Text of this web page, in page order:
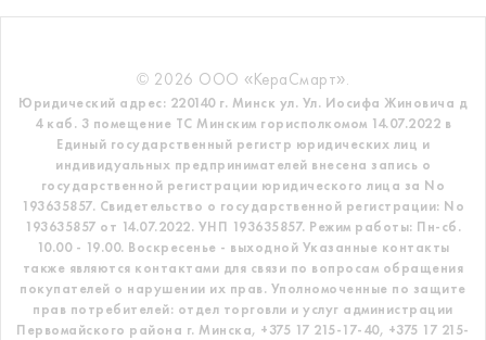
© 2026 ООО «КераСмарт».
Юридический адрес: 220140 г. Минск ул. Ул. Иосифа Жиновича д
4 каб. 3 помещение ТС Минским горисполкомом 14.07.2022 в
Единый государственный регистр юридических лиц и
индивидуальных предпринимателей внесена запись о
государственной регистрации юридического лица за No
193635857. Свидетельство о государственной регистрации: No
193635857 от 14.07.2022. УНП 193635857. Режим работы: Пн-сб.
10.00 - 19.00. Воскресенье - выходной Указанные контакты
также являются контактами для связи по вопросам обращения
покупателей о нарушении их прав. Уполномоченные по защите
прав потребителей: отдел торговли и услуг администрации
Первомайского района г. Минска, +375 17 215-17-40, +375 17 215-